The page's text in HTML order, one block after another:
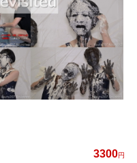
3300円